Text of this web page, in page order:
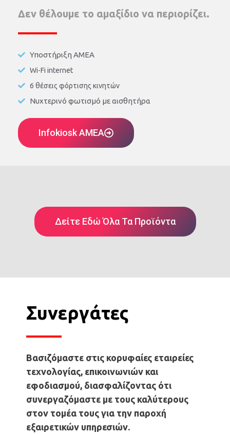
Δεν θέλουμε το αμαξίδιο να περιορίζει.
Υποστήριξη ΑΜΕΑ
Wi-Fi internet
6 θέσεις φόρτισης κινητών
Νυχτερινό φωτισμό με αισθητήρα
Infokiosk AMEA
Δείτε Εδώ Όλα Τα Προϊόντα
Συνεργάτες
Βασιζόμαστε στις κορυφαίες εταιρείες
τεχνολογίας, επικοινωνιών και
εφοδιασμού, διασφαλίζοντας ότι
συνεργαζόμαστε με τους καλύτερους
στον τομέα τους για την παροχή
εξαιρετικών υπηρεσιών.